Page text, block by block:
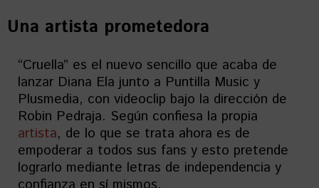
Una artista prometedora
“Cruella” es el nuevo sencillo que acaba de
lanzar Diana Ela junto a Puntilla Music y
Plusmedia, con videoclip bajo la dirección de
Robin Pedraja. Según confiesa la propia
artista, de lo que se trata ahora es de
empoderar a todos sus fans y esto pretende
lograrlo mediante letras de independencia y